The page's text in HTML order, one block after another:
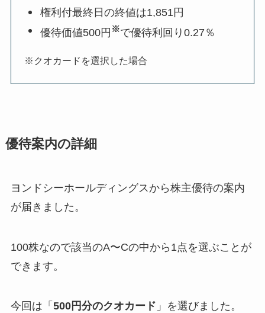
権利付最終日の終値は1,851円
優待価値500円 ※で優待利回り0.27％
※クオカードを選択した場合
優待案内の詳細
ヨンドシーホールディングスから株主優待の案内
が届きました。
100株なので該当のA〜Cの中から1点を選ぶことが
できます。
今回は「 500円分のクオカード 」を選びました。